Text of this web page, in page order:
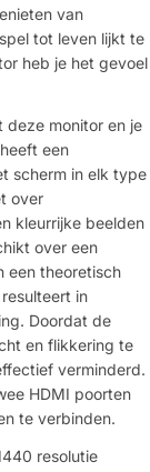
van
tot leven lijkt te
heb je het gevoel
deze monitor en je
een
scherm in elk type
over
kleurrijke beelden
over een
een theoretisch
in
Doordat de
en flikkering te
verminderd.
HDMI poorten
te verbinden.
resolutie